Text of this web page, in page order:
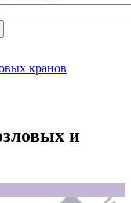
кранов
и